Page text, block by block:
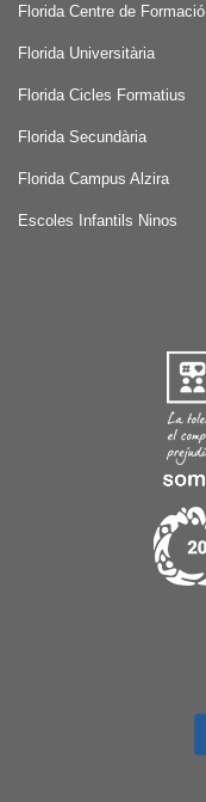
Florida Centre de Formació
Florida Universitària
Florida Cicles Formatius
Florida Secundària
Florida Campus Alzira
Escoles Infantils Ninos